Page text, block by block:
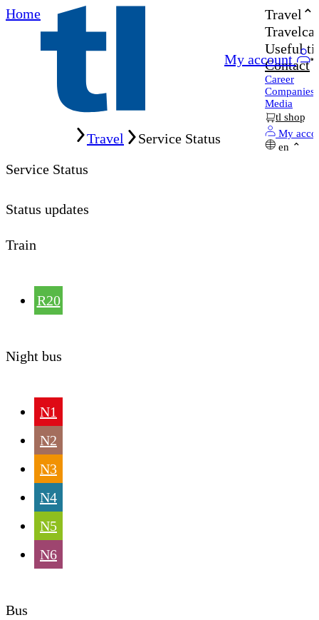
Home
My account
Travel
Useful
Contact
Career
Companies
Media
tl shop
My
en
Travel
Service Status
Service Status
Status updates
Train
R20
Night bus
N1
N2
N3
N4
N5
N6
Bus